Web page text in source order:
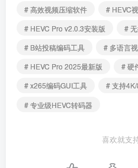
# 高效视频压缩软件
# HEVC
# HEVC Pro v2.0.3安装版
#
# B站投稿编码工具
# 多语言
# HEVC Pro 2025最新版
# 硬
# x265编码GUI工具
# 支持
# 专业级HEVC转码器
喜欢就支